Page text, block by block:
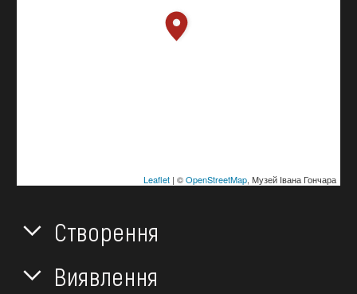
Leaflet| ©OpenStreetMap, Музей Івана Гончара
Створення
Виявлення